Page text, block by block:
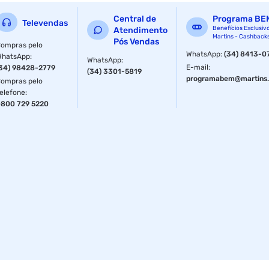
tipo de produto : suprimento pra impressora 3d
peso : 13g
dimensao do produto : 20 x 20 x 10 mm
dimensao da embalagem (a / p / l) : 60.0mm / 50.0mm /
100.0mm
ean : 6971636402510
Televendas
pelo
:
98428-2779
pelo
:
729 5220
Central de
Atendimento
Pós Vendas
WhatsApp:
(34) 3301-5819
Programa
Benefícios
Martins -
WhatsApp:(34) 8413-
E-mail: